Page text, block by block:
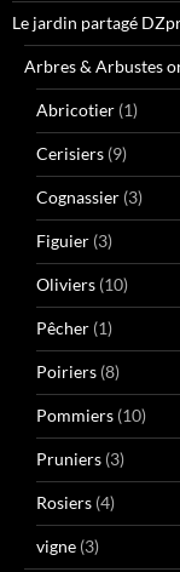
Le jardin partagé
Arbres & Arbustes
Abricotier (1)
Cerisiers (9)
Cognassier (3)
Figuier (3)
Oliviers (10)
Pêcher (1)
Poiriers (8)
Pommiers (10)
Pruniers (3)
Rosiers (4)
vigne (3)